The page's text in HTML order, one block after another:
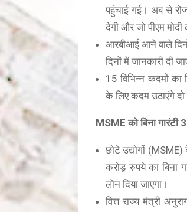
पहुंचाई गई। अब से
देगी और जो पीएम
आरबीआई आने वाले
दिनों में जानकारी दी
15 विभिन्न कदमों का
के लिए कदम उठाएंगे
MSMEको बिना गारंटी 3
छोटे उद्योगों
करोड़ रुपये का बिना
लोन दिया जाएगा।
वित्त राज्य मंत्री